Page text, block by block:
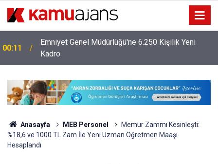
00:11
Emniyet Genel Müdürlüğü'ne 6.250 Kişilik Yeni
Kadro
Anasayfa MEB Personel
Memur Zammı Kesinleşti:
%18,6 ve 1000 TL Zam İle Yeni Uzman Öğretmen Maaşı
Hesaplandı